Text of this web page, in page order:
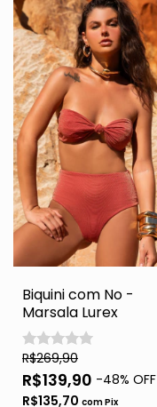
Biquini com No -
Marsala Lurex
R$269,90
R$139,90 -48% OFF
R$135,70 comPix